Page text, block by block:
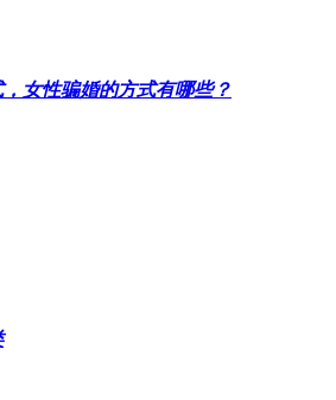
女性骗婚的方式有哪些？